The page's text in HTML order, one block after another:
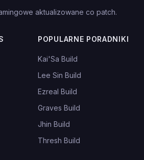
aktualizowane co patch.
POPULARNE PORADNIKI
Kai'Sa Build
Lee Sin Build
Ezreal Build
Graves Build
Jhin Build
Thresh Build